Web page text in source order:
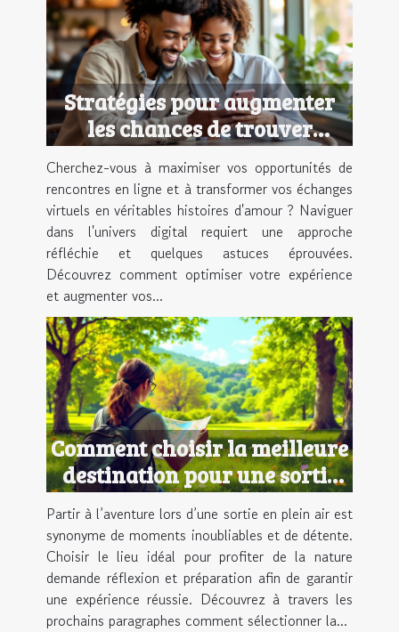
Stratégies pour augmenter
les chances de trouver
l'amour en ligne
Cherchez-vous à maximiser vos opportunités de
rencontres en ligne et à transformer vos échanges
virtuels en véritables histoires d'amour ? Naviguer
dans l'univers digital requiert une approche
réfléchie et quelques astuces éprouvées.
Découvrez comment optimiser votre expérience
et augmenter vos...
Comment choisir la meilleure
destination pour une sortie
en plein air ?
Partir à l’aventure lors d’une sortie en plein air est
synonyme de moments inoubliables et de détente.
Choisir le lieu idéal pour profiter de la nature
demande réflexion et préparation afin de garantir
une expérience réussie. Découvrez à travers les
prochains paragraphes comment sélectionner la...